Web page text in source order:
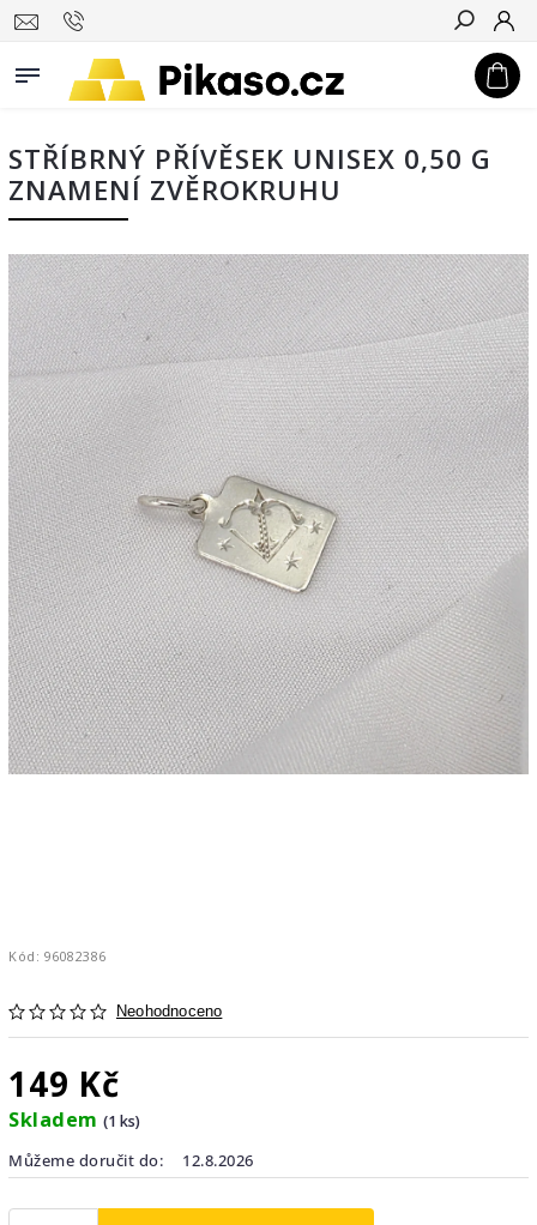
Hledat
STŘÍBRNÝ PŘÍVĚSEK UNISEX 0,50 G
ZNAMENÍ ZVĚROKRUHU
Kód: 96082386
Neohodnoceno
149 Kč
Skladem (1 ks)
Můžeme doručit do:
12.8.2026